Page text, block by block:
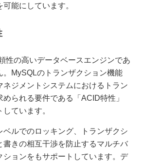
能にしています。
性の高いデータベースエンジンであ
。MySQLのトランザクション機能
ネジメントシステムにおけるトラン
られる要件である「ACID特性」
ています。
ベルでのロッキング、トランザクシ
書きの相互干渉を防止するマルチバ
ションをもサポートしています。デ